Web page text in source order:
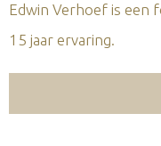
Edwin Verhoef is een
15 jaar ervaring.